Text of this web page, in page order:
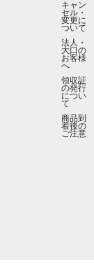
キャン
セル・
変更に
ついて
法人・
大口の
お客様
へ
領収証
の発行
につい
て
商品到
着後の
ご注意